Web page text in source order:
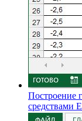
Построение
средствами